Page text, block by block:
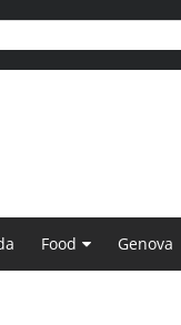
Food Genova